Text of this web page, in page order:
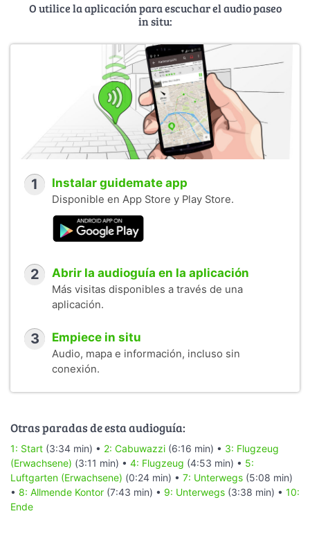
O utilice la aplicación para escuchar el audio paseo
in situ:
1 Instalar guidemate app
Disponible en App Store y Play Store.
2 Abrir la audioguía en la aplicación
Más visitas disponibles a través de una
aplicación.
3 Empiece in situ
Audio, mapa e información, incluso sin
conexión.
Otras paradas de esta audioguía:
1: Start (3:34 min) • 2: Cabuwazzi (6:16 min) • 3: Flugzeug
(Erwachsene) (3:11 min) • 4: Flugzeug (4:53 min) • 5:
Luftgarten (Erwachsene) (0:24 min) • 7: Unterwegs (5:08 min)
• 8: Allmende Kontor (7:43 min) • 9: Unterwegs (3:38 min) • 10:
Ende